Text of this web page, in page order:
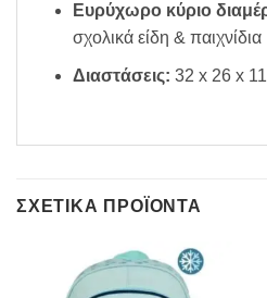
Ευρύχωρο κύριο
σχολικά είδη & παιχνίδια
Διαστάσεις: 32 x 26 x
ΣΧΕΤΙΚΆ ΠΡΟΪΌΝΤΑ